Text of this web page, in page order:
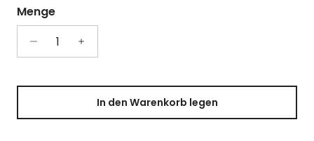
Menge
In den Warenkorb legen